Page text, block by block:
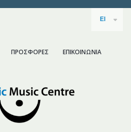
El
ΠΡΟΣΦΟΡΕΣ ΕΠΙΚΟΙΝΩΝΙΑ